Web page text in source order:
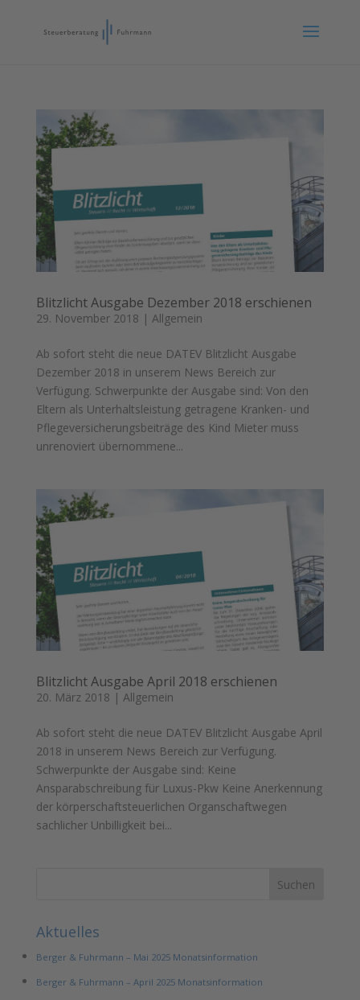
Blitzlicht Ausgabe Dezember 2018 erschienen
29. November 2018 | Allgemein
Ab sofort steht die neue DATEV Blitzlicht Ausgabe
Dezember 2018 in unserem News Bereich zur
Verfügung. Schwerpunkte der Ausgabe sind: Von den
Eltern als Unterhaltsleistung getragene Kranken- und
Pflegeversicherungsbeiträge des Kind Mieter muss
unrenoviert übernommene...
Blitzlicht Ausgabe April 2018 erschienen
20. März 2018 | Allgemein
Ab sofort steht die neue DATEV Blitzlicht Ausgabe April
2018 in unserem News Bereich zur Verfügung.
Schwerpunkte der Ausgabe sind: Keine
Ansparabschreibung für Luxus-Pkw Keine Anerkennung
der körperschaftsteuerlichen Organschaftwegen
sachlicher Unbilligkeit bei...
Aktuelles
Berger & Fuhrmann – Mai 2025 Monatsinformation
Berger & Fuhrmann – April 2025 Monatsinformation